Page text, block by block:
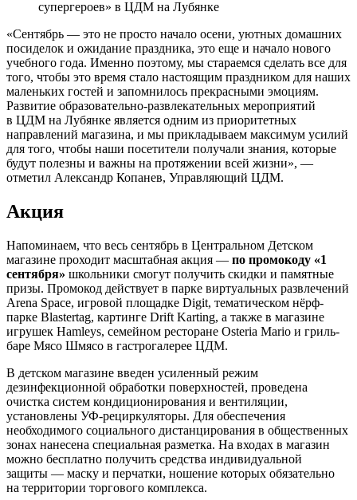
супергероев» в ЦДМ на Лубянке
«Сентябрь — это не просто начало осени, уютных домашних
посиделок и ожидание праздника, это еще и начало нового
учебного года. Именно поэтому, мы стараемся сделать все для
того, чтобы это время стало настоящим праздником для наших
маленьких гостей и запомнилось прекрасными эмоциям.
Развитие образовательно-развлекательных мероприятий
в ЦДМ на Лубянке является одним из приоритетных
направлений магазина, и мы прикладываем максимум усилий
для того, чтобы наши посетители получали знания, которые
будут полезны и важны на протяжении всей жизни», —
отметил Александр Копанев, Управляющий ЦДМ.
Акция
Напоминаем, что весь сентябрь в Центральном Детском
магазине проходит масштабная акция — по промокоду «1
сентября» школьники смогут получить скидки и памятные
призы. Промокод действует в парке виртуальных развлечений
Arena Space, игровой площадке Digit, тематическом нёрф-
парке Blastertag, картинге Drift Karting, а также в магазине
игрушек Hamleys, семейном ресторане Osteria Mario и гриль-
баре Мясо Шмясо в гастрогалерее ЦДМ.
В детском магазине введен усиленный режим
дезинфекционной обработки поверхностей, проведена
очистка систем кондиционирования и вентиляции,
установлены УФ-рециркуляторы. Для обеспечения
необходимого социального дистанцирования в общественных
зонах нанесена специальная разметка. На входах в магазин
можно бесплатно получить средства индивидуальной
защиты — маску и перчатки, ношение которых обязательно
на территории торгового комплекса.